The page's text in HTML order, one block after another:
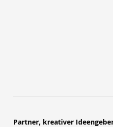
Partner, kreativer